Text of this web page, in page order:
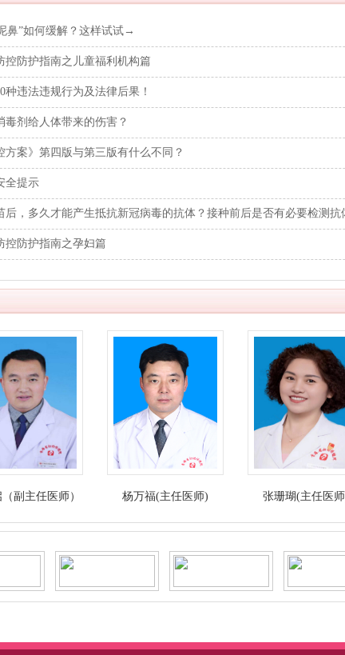
鼻”如何缓解？这样试试→
控防护指南之儿童福利机构篇
种违法违规行为及法律后果！
毒剂给人体带来的伤害？
案》第四版与第三版有什么不同？
全提示
后，多久才能产生抵抗新冠病毒的抗体？接种前后是否有必要检测抗
控防护指南之孕妇篇
师） 杨万福(主任医师) 张珊瑚(主任医师)